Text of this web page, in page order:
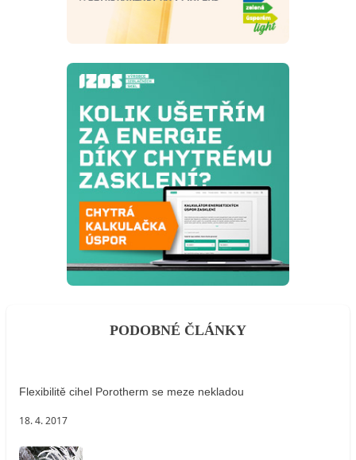
PODOBNÉ ČLÁNKY
Flexibilitě cihel Porotherm se meze nekladou
18. 4. 2017